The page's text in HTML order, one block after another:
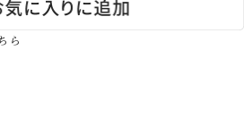
ら